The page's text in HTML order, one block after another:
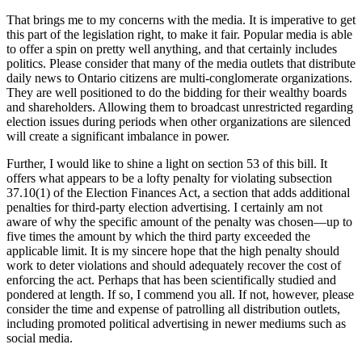
That brings me to my concerns with the media. It is imperative to get
this part of the legislation right, to make it fair. Popular media is able
to offer a spin on pretty well anything, and that certainly includes
politics. Please consider that many of the media outlets that distribute
daily news to Ontario citizens are multi-conglomerate organizations.
They are well positioned to do the bidding for their wealthy boards
and shareholders. Allowing them to broadcast unrestricted regarding
election issues during periods when other organizations are silenced
will create a significant imbalance in power.
Further, I would like to shine a light on section 53 of this bill. It
offers what appears to be a lofty penalty for violating subsection
37.10(1) of the Election Finances Act, a section that adds additional
penalties for third-party election advertising. I certainly am not
aware of why the specific amount of the penalty was chosen—up to
five times the amount by which the third party exceeded the
applicable limit. It is my sincere hope that the high penalty should
work to deter violations and should adequately recover the cost of
enforcing the act. Perhaps that has been scientifically studied and
pondered at length. If so, I commend you all. If not, however, please
consider the time and expense of patrolling all distribution outlets,
including promoted political advertising in newer mediums such as
social media.